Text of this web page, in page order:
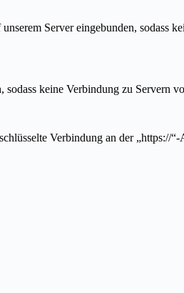
Server eingebunden, sodass
keine Verbindung zu Servern
Verbindung an der „https://